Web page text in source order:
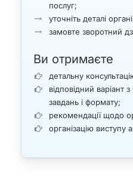
послуг;
уточніть деталі
замовте зворотний
Ви отримаєте
детальну
відповідний
завдань і формату;
рекомендації щодо
організацію виступу